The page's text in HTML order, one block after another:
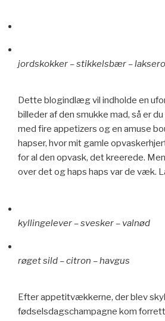
jordskokker – stikkelsbær –
Dette blogindlæg vil indholde en
billeder af den smukke mad, så er
med fire appetizers og en amuse
hapser, hvor mit gamle
for al den opvask, det kreerede.
over det og haps haps var de væk.
kyllingelever – svesker – valnød
røget sild – citron – havgus
Efter appetitvækkerne, der blev
fødselsdagschampagne kom